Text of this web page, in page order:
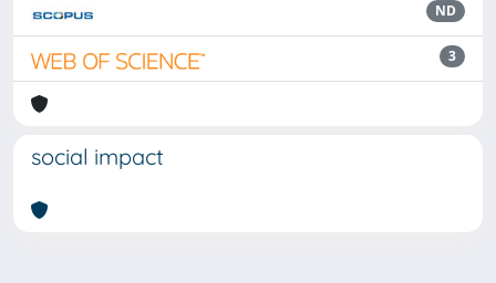
ND
3
social impact